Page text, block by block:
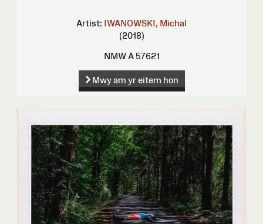
Artist: IWANOWSKI, Michal
(2018)
NMW A 57621
Mwy am yr eitem hon